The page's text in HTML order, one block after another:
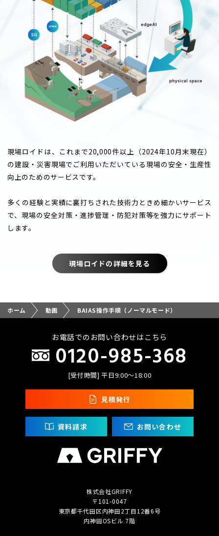
現場ロイドは、これまで20,000件以上（2024年10月末現在）
の建設・災害現場でご利用いただいている現場の安全・生産性
向上のためのサービスです。
多くの経験と実績に裏打ちされた技術力ときめ細かいサービス
で、現場の安全対策・進捗管理・防犯対策等を強力にサポート
します。
現場ロイドの詳細を見る
ホーム 動画 BAIAS操作手順（ノーマルモード）
株式会社GRIFFY
〒101-0047
東京都千代田区内神田2丁目12番6号
内神田OSビル 7階
お電話でのお問い合わせはこちら
0120-985-368
[受付時間] 平日9:00〜18:00
見積発行
資料請求 お問い合わせ